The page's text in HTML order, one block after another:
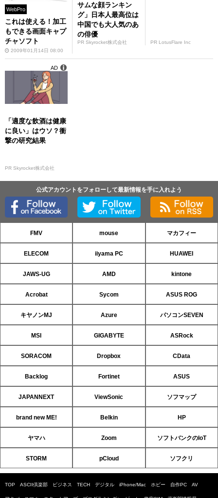
WebPro
これは使える！加工
もできる画面キャプ
チャソフト
2009年01月14日 08:00
サムな顔ランキン
グ」日本人最高位は
中国でも大人気のあ
の俳優
PR Skyrocket株式会社 PR LotusFlare Inc
「適度な飲酒は健康
に良い」はウソ？衝
撃の研究結果
PR Skyrocket株式会社
AD
公式アカウントをフォローして最新情報を手に入れよう
FMV mouse マカフィー
ELECOM iiyama PC HUAWEI
JAWS-UG AMD kintone
Acrobat Sycom ASUS ROG
キヤノンMJ Azure パソコンSEVEN
MSI GIGABYTE ASRock
SORACOM Dropbox CData
Backlog Fortinet ASUS
JAPANNEXT ViewSonic ソフマップ
brand new ME! Belkin HP
ヤマハ Zoom ソフトバンクのIoT
STORM pCloud ソフクリ
TOP ASCII倶楽部 ビジネス TECH デジタル iPhone/Mac ホビー 自作PC AV